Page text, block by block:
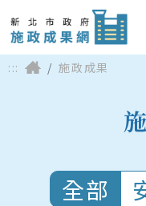
::: 施政成果
全部